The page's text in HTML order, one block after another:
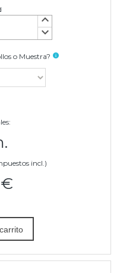
keyboard_arrow_up
keyboard_arrow_down
o Muestra? info
incl.)
€